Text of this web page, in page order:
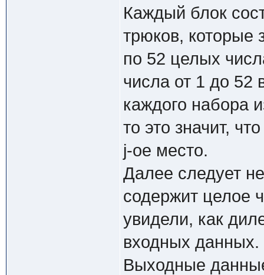
Каждый блок
трюков, которые
по 52 целых
числа от 1 до 52
каждого набора
то это значит,
j-ое место.
Далее следует
содержит целое
увидели, как
входных данных.
Выходные